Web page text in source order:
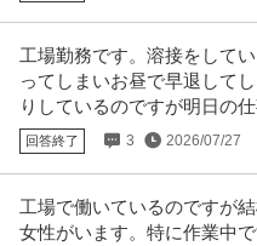
工場勤務です。溶接をして
ってしまいお昼で早退して
りしているのですが明日の
回答終了 3 2026/07/27
工場で働いているのですが
女性がいます。特に作業中